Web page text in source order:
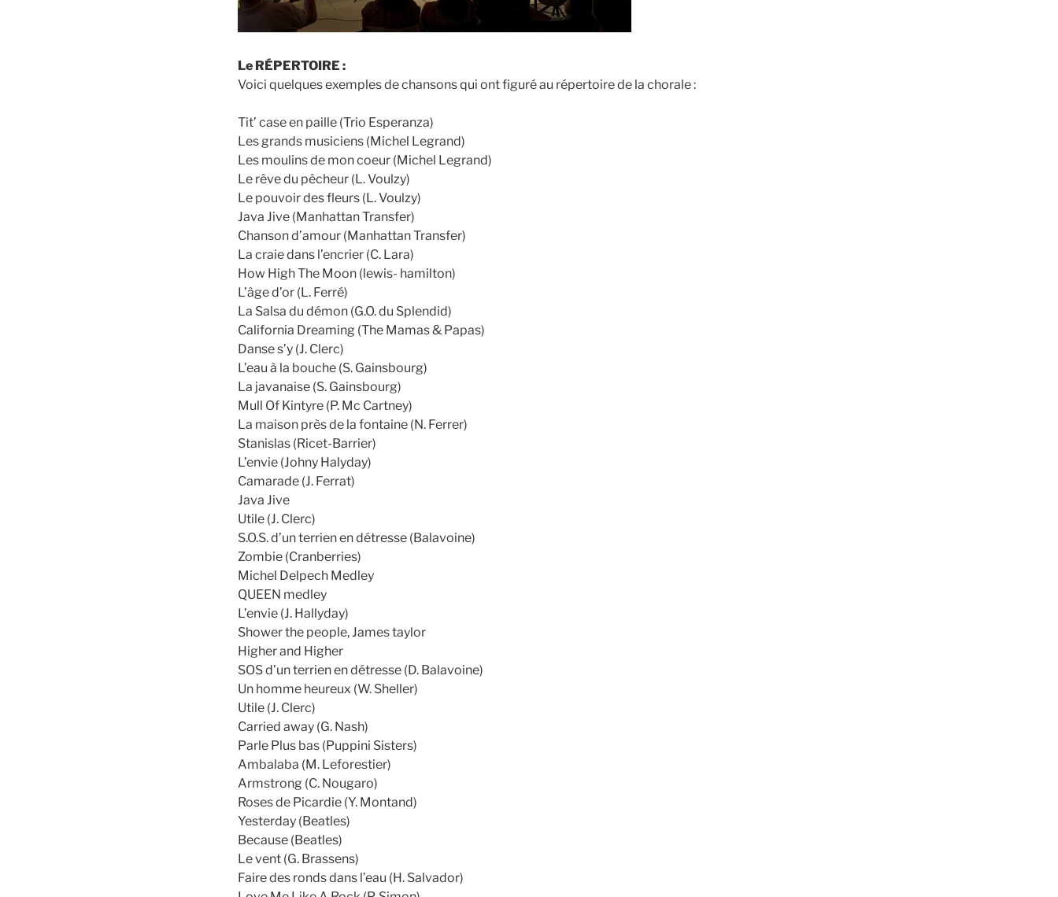
Le RÉPERTOIRE :
Voici quelques exemples de chansons qui ont figuré au répertoire de la chorale :
Tit’ case en paille (Trio Esperanza)
Les grands musiciens (Michel Legrand)
Les moulins de mon coeur (Michel Legrand)
Le rêve du pêcheur (L. Voulzy)
Le pouvoir des fleurs (L. Voulzy)
Java Jive (Manhattan Transfer)
Chanson d’amour (Manhattan Transfer)
La craie dans l’encrier (C. Lara)
How High The Moon (lewis- hamilton)
L’âge d’or (L. Ferré)
La Salsa du démon (G.O. du Splendid)
California Dreaming (The Mamas & Papas)
Danse s’y (J. Clerc)
L’eau à la bouche (S. Gainsbourg)
La javanaise (S. Gainsbourg)
Mull Of Kintyre (P. Mc Cartney)
La maison près de la fontaine (N. Ferrer)
Stanislas (Ricet-Barrier)
L’envie (Johny Halyday)
Camarade (J. Ferrat)
Java Jive
Utile (J. Clerc)
S.O.S. d’un terrien en détresse (Balavoine)
Zombie (Cranberries)
Michel Delpech Medley
QUEEN medley
L’envie (J. Hallyday)
Shower the people, James taylor
Higher and Higher
SOS d’un terrien en détresse (D. Balavoine)
Un homme heureux (W. Sheller)
Utile (J. Clerc)
Carried away (G. Nash)
Parle Plus bas (Puppini Sisters)
Ambalaba (M. Leforestier)
Armstrong (C. Nougaro)
Roses de Picardie (Y. Montand)
Yesterday (Beatles)
Because (Beatles)
Le vent (G. Brassens)
Faire des ronds dans l’eau (H. Salvador)